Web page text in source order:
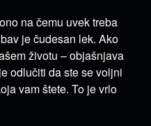
na čemu uvek treba
je čudesan lek. Ako
životu – objašnjava
odlučiti da ste se voljni
vam štete. To je vrlo